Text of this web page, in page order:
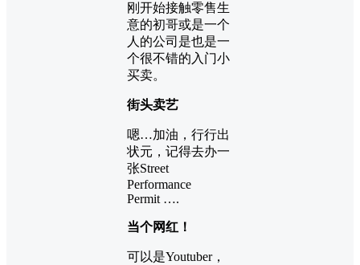
刚开始接触零售生
意的初哥或是一个
人的公司是也是一
个很不错的入门小
买卖。
街头卖艺
嗯…加油，行行出
状元，记得去办一
张Street
Performance
Permit ….
当个网红！
可以是Youtuber，